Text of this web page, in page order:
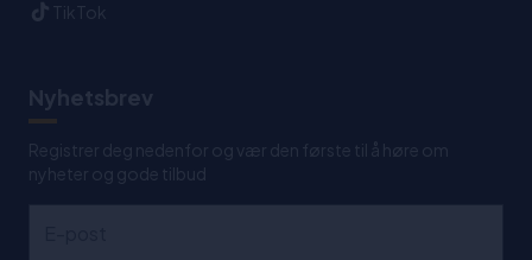
TikTok
Nyhetsbrev
Registrer deg nedenfor og vær den første til å høre om
nyheter og gode tilbud